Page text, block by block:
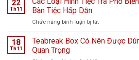
chuyện
Cầu
Perfume
Tiệc
Đãi
22
Th11
Bàn Tiệc Hấp Dẫn
Chức năng bình luận bị tắtở
Loại
18
Th11
Teabreak Box Có Nên Được
Quan Trọng